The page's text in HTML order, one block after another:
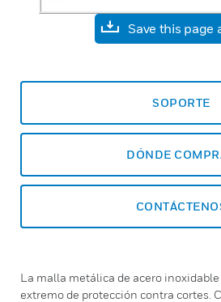
Save this page
SOPORTE
DÓNDE
La malla metálica de acero
extremo de protección contra cortes.